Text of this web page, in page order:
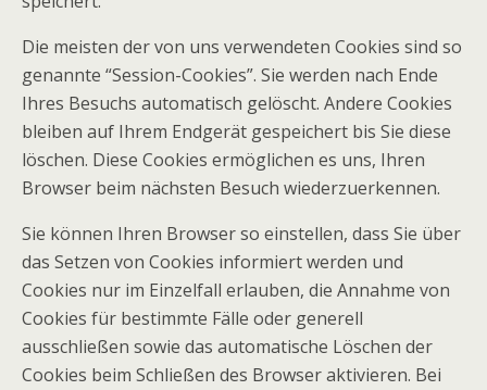
Die meisten der von uns verwendeten Cookies sind so
genannte “Session-Cookies”. Sie werden nach Ende
Ihres Besuchs automatisch gelöscht. Andere Cookies
bleiben auf Ihrem Endgerät gespeichert bis Sie diese
löschen. Diese Cookies ermöglichen es uns, Ihren
Browser beim nächsten Besuch wiederzuerkennen.
Sie können Ihren Browser so einstellen, dass Sie über
das Setzen von Cookies informiert werden und
Cookies nur im Einzelfall erlauben, die Annahme von
Cookies für bestimmte Fälle oder generell
ausschließen sowie das automatische Löschen der
Cookies beim Schließen des Browser aktivieren. Bei